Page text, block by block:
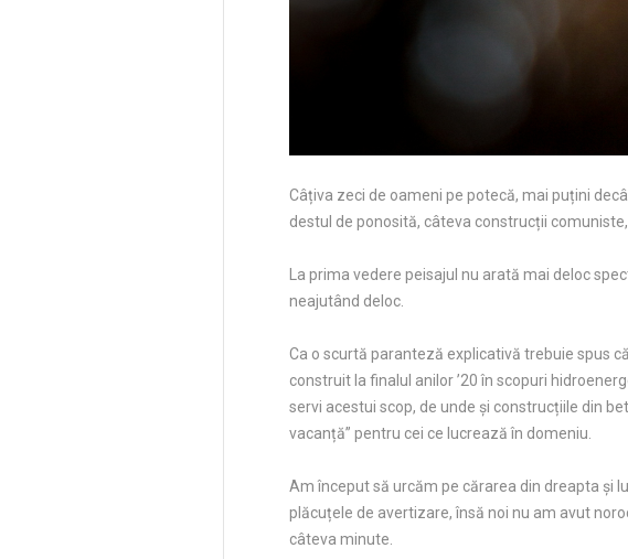
Câțiva zeci de oameni pe potecă, mai puțini
destul de ponosită, câteva construcții
La prima vedere peisajul nu arată mai deloc
neajutând deloc.
Ca o scurtă paranteză explicativă trebuie spus că
construit la finalul anilor ’20 în scopuri
servi acestui scop, de unde și construcțiile din
vacanță” pentru cei ce lucrează în domeniu.
Am început să urcăm pe cărarea din dreapta și
plăcuțele de avertizare, însă noi nu am avut
câteva minute.